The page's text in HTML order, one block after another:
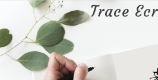
contenu
Trace